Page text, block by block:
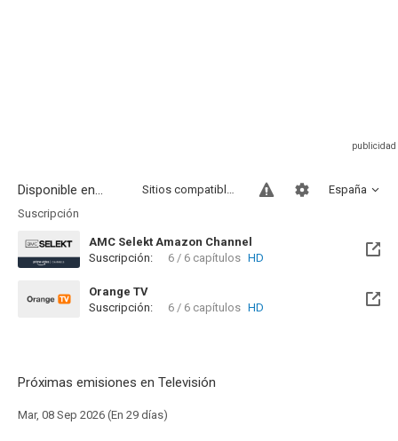
Disponible en... España
Sitios compatibles
Suscripción
AMC Selekt Amazon Channel
Suscripción:
6 / 6 capítulos HD
Orange TV
Disponible hasta el Lun, 01 Ene 2029 (Quedan 2 años)
Suscripción: 6 / 6 capítulos HD
Próximas emisiones en Televisión
Mar, 08 Sep 2026 (En 29 días)